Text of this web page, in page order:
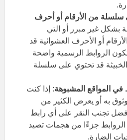
سلسلة من الأرقام أو أحرف
بشكل غير مبرر أو التي
أو الأحرف العشوائية قد
الروابط الرسمية واضحة
الخبيثة قد تحتوي على سلسلة
في المواقع المشبوهة: إذا كنت
به أو يعرض الكثير من
تجنب النقر على أي رابط
الروابط جزءًا من هجمات تصيد
الضارة.